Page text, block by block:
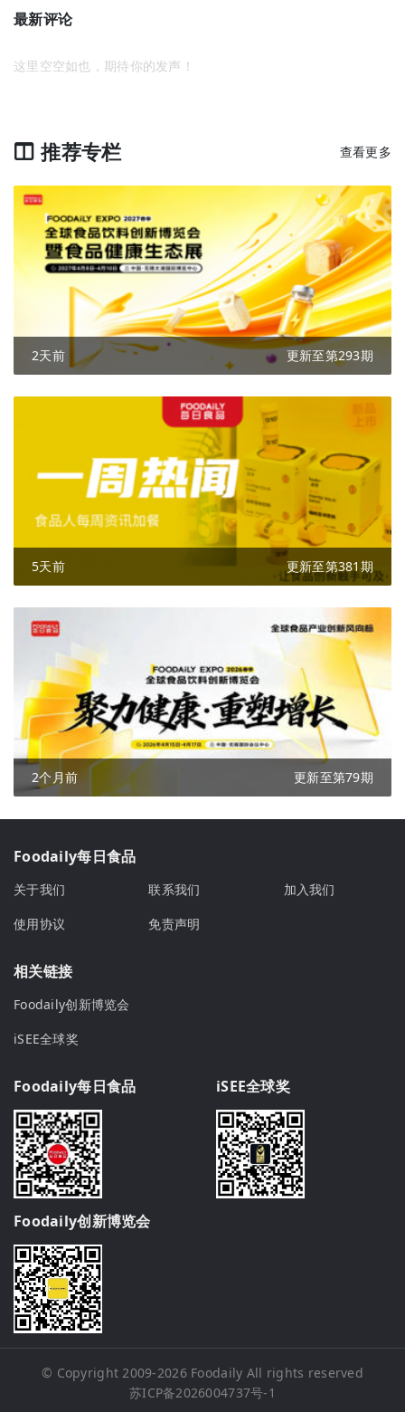
最新评论
这里空空如也，期待你的发声！
推荐专栏 查看更多
2天前 更新至第293期
5天前 更新至第381期
2个月前 更新至第79期
Foodaily每日食品
关于我们 联系我们
加入我们
使用协议
免责声明
相关链接
Foodaily创新博览会
iSEE全球奖
Foodaily每日食品 iSEE全球奖
Foodaily创新博览会
© Copyright 2009-2026 Foodaily All rights reserved
苏ICP备2026004737号-1